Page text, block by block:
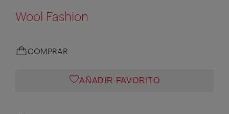
Wool Fashion
COMPRAR
AÑADIR FAVORITO